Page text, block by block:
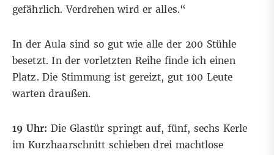
gefährlich. Verdrehen wird er alles.“
In der Aula sind so gut wie alle der 200 Stühle
besetzt. In der vorletzten Reihe finde ich einen
Platz. Die Stimmung ist gereizt, gut 100 Leute
warten draußen.
19 Uhr: Die Glastür springt auf, fünf, sechs Kerle
im Kurzhaarschnitt schieben drei machtlose